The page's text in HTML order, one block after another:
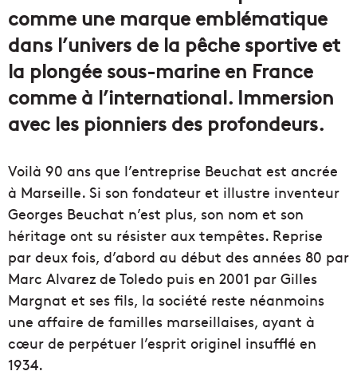
comme une marque emblématique
dans l’univers de la pêche sportive et
la plongée sous-marine en France
comme à l’international. Immersion
avec les pionniers des profondeurs.
Voilà 90 ans que l’entreprise Beuchat est ancrée
à Marseille. Si son fondateur et illustre inventeur
Georges Beuchat n’est plus, son nom et son
héritage ont su résister aux tempêtes. Reprise
par deux fois, d’abord au début des années 80 par
Marc Alvarez de Toledo puis en 2001 par Gilles
Margnat et ses fils, la société reste néanmoins
une affaire de familles marseillaises, ayant à
cœur de perpétuer l’esprit originel insufflé en
1934.